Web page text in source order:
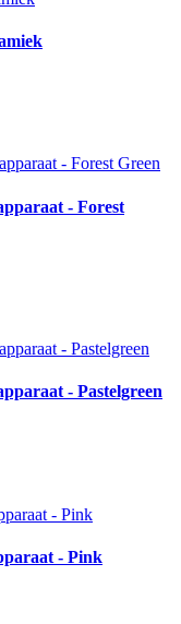
- Forest
- Pastelgreen
- Pink